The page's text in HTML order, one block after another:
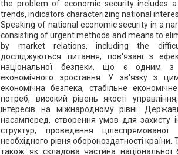
the problem of economic security includes
trends, indicators characterizing national
Speaking of national economic security in a
consisting of urgent methods and means to
by market relations, including the
досліджуються питання, пов'язані з
національної безпеки, що є одним з
економічного зростання. У зв'язку з
економічна безпека, стабільне
потреб, високий рівень якості
інтересів на міжнародному рівні.
насамперед, створення умов для захисту
структур, проведення цілеспрямованої
необхідного рівня обороноздатності
також як складова частина національної